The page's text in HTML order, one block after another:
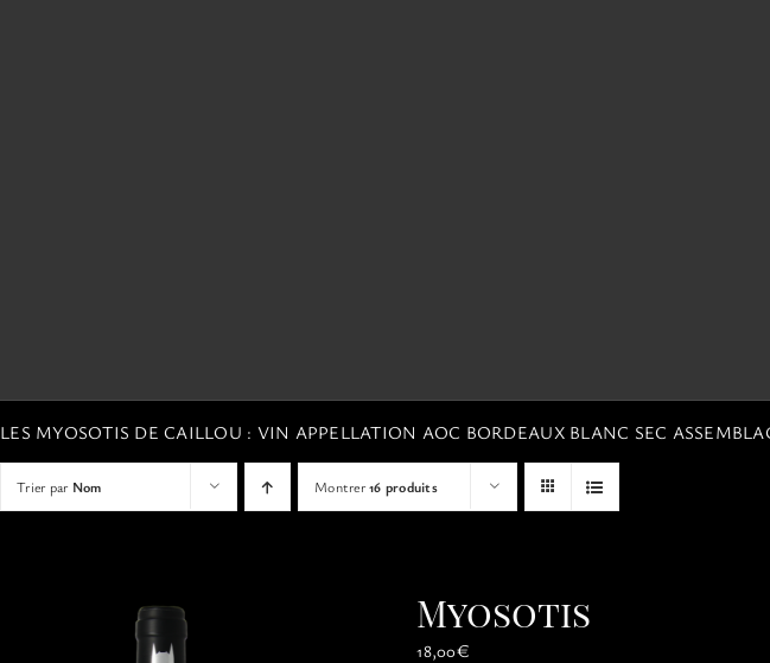
LES MYOSOTIS DE CAILLOU : VIN APPELLATION AOC BORDEAUX BLANC SEC
Trier par Nom Montrer16 produits
Myosotis
18,00€